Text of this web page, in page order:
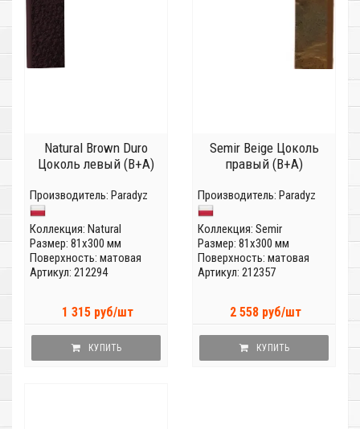
Natural Brown Duro
Цоколь левый (В+А)
Производитель: Paradyz
Коллекция: Natural
Размер: 81x300 мм
Поверхность: матовая
Артикул: 212294
1 315 руб/шт
КУПИТЬ
Semir Beige Цоколь
правый (B+A)
Производитель: Paradyz
Коллекция: Semir
Размер: 81x300 мм
Поверхность: матовая
Артикул: 212357
2 558 руб/шт
КУПИТЬ